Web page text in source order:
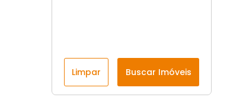
Limpar Buscar Imóveis